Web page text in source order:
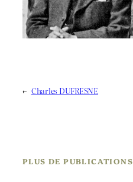
← Charles DUFRESNE
PLUS DE PUBLICATIONS